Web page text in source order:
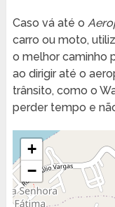
Caso vá até o
carro ou moto,
o melhor caminho
ao dirigir até o
trânsito, como o
perder tempo e
+
−